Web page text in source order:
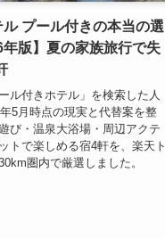
ル プール付きの本当の選
版】夏の家族旅行で失
ル付きホテル」を検索した人
5月時点の現実と代替案を整
び・温泉大浴場・周辺アクテ
トで楽しめる宿4軒を、楽天ト
圏内で厳選しました。